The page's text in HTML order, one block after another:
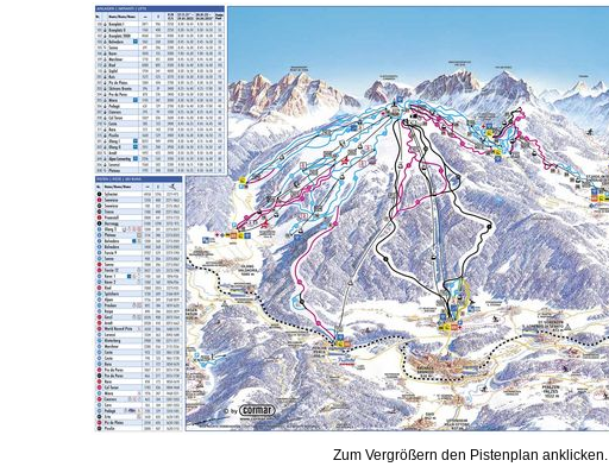
Zum Vergrößern den Pistenplan anklicken.